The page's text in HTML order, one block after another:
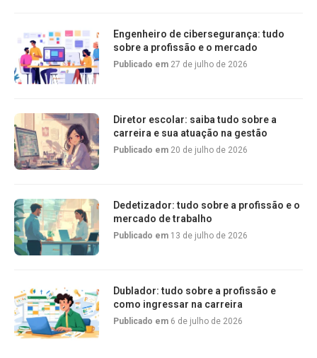
Engenheiro de cibersegurança: tudo
sobre a profissão e o mercado
Publicado em 27 de julho de 2026
Diretor escolar: saiba tudo sobre a
carreira e sua atuação na gestão
Publicado em 20 de julho de 2026
Dedetizador: tudo sobre a profissão e o
mercado de trabalho
Publicado em 13 de julho de 2026
Dublador: tudo sobre a profissão e
como ingressar na carreira
Publicado em 6 de julho de 2026